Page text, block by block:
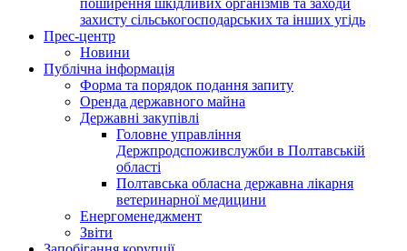
поширення шкідливих організмів та заходи
захисту сільськогосподарських та інших угідь
Прес-центр
Новини
Публічна інформація
Форма та порядок подання запиту
Оренда державного майна
Державні закупівлі
Головне управління
Держпродспоживслужби в Полтавській
області
Полтавська обласна державна лікарня
ветеринарної медицини
Енергоменеджмент
Звіти